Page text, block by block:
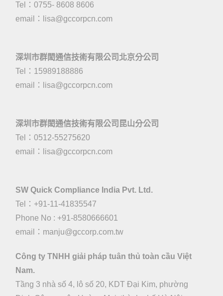
Tel：0755- 8608 8606
email：
lisa@gccorpcn.com
深圳市群閎通信技術有限公司北京分公司
Tel：15989188886
email：
lisa@gccorpcn.com
深圳市群閎通信技術有限公司昆山分公司
Tel：0512-55275620
email：
lisa@gccorpcn.com
SW Quick Compliance India Pvt. Ltd.
Tel：+91-11-41835547
Phone No : +91-8580666601
email：manju@gccorp.com.tw
Công ty TNHH giải pháp tuân thủ toàn cầu Việt
Nam.
Tầng 3 nhà số 4, lô số 20, KDT Đại Kim, phường